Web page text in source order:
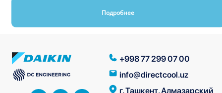
Подробнее
+998 77 299 07 00
info@directcool.uz
г. Ташкент, Алмазарский